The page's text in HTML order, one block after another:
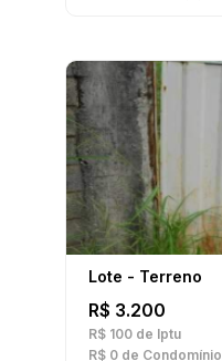
Lote - Terreno
R$ 3.200
R$ 100 de Iptu
R$ 0 de Condomínio